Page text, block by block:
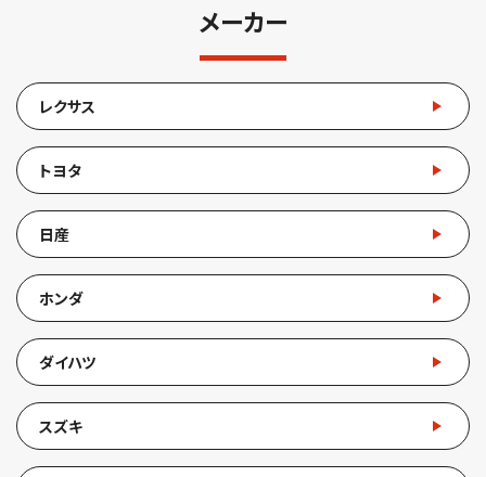
メーカー
レクサス
トヨタ
日産
ホンダ
ダイハツ
スズキ